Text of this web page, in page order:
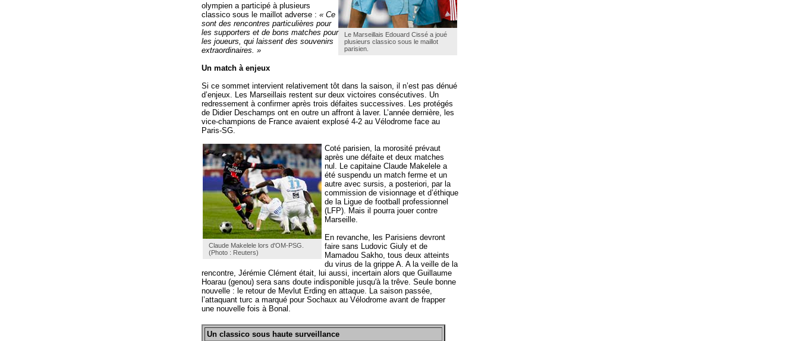
Le Marseillais Edouard Cissé a joué
plusieurs classico sous le maillot
parisien.
olympien a participé à plusieurs
classico sous le maillot adverse : « Ce
sont des rencontres particulières pour
les supporters et de bons matches pour
les joueurs, qui laissent des souvenirs
extraordinaires. »
Un match à enjeux
Si ce sommet intervient relativement tôt dans la saison, il n’est pas dénué
d’enjeux. Les Marseillais restent sur deux victoires consécutives. Un
redressement à confirmer après trois défaites successives. Les protégés
de Didier Deschamps ont en outre un affront à laver. L’année dernière, les
vice-champions de France avaient explosé 4-2 au Vélodrome face au
Paris-SG.
Claude Makelele lors d'OM-PSG.
(Photo : Reuters)
Coté parisien, la morosité prévaut
après une défaite et deux matches
nul. Le capitaine Claude Makelele a
été suspendu un match ferme et un
autre avec sursis, a posteriori, par la
commission de visionnage et d’éthique
de la Ligue de football professionnel
(LFP). Mais il pourra jouer contre
Marseille.
En revanche, les Parisiens devront
faire sans Ludovic Giuly et de
Mamadou Sakho, tous deux atteints
du virus de la grippe A. A la veille de la
rencontre, Jérémie Clément était, lui aussi, incertain alors que Guillaume
Hoarau (genou) sera sans doute indisponible jusqu'à la trêve. Seule bonne
nouvelle : le retour de Mevlut Erding en attaque. La saison passée,
l’attaquant turc a marqué pour Sochaux au Vélodrome avant de frapper
une nouvelle fois à Bonal.
Un classico sous haute surveillance